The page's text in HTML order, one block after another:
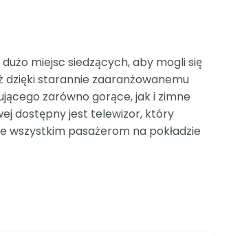
miejsc siedzących, aby mogli się
dzięki starannie zaaranżowanemu
zarówno gorące, jak i zimne
dostępny jest telewizor, który
wszystkim pasażerom na pokładzie